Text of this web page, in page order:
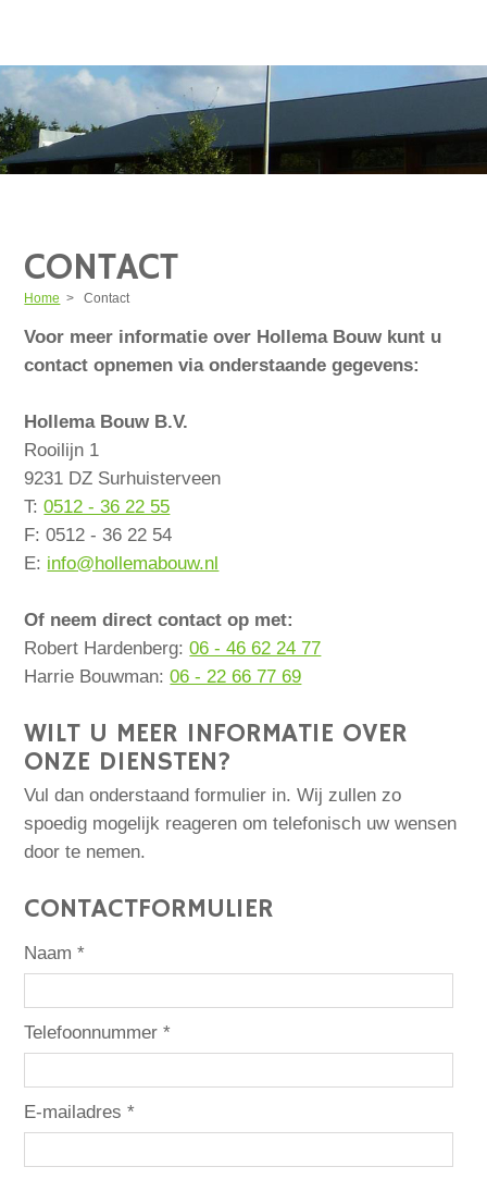
CONTACT
Home > Contact
Voor meer informatie over Hollema Bouw kunt u
contact opnemen via onderstaande gegevens:
Hollema Bouw B.V.
Rooilijn 1
9231 DZ Surhuisterveen
T:0512 - 36 22 55
F: 0512 - 36 22 54
E: info@hollemabouw.nl
Of neem direct contact op met:
Robert Hardenberg:06 - 46 62 24 77
Harrie Bouwman:06 - 22 66 77 69
WILT U MEER INFORMATIE OVER
ONZE DIENSTEN?
Vul dan onderstaand formulier in. Wij zullen zo
spoedig mogelijk reageren om telefonisch uw wensen
door te nemen.
CONTACTFORMULIER
Naam *
Telefoonnummer *
E-mailadres *